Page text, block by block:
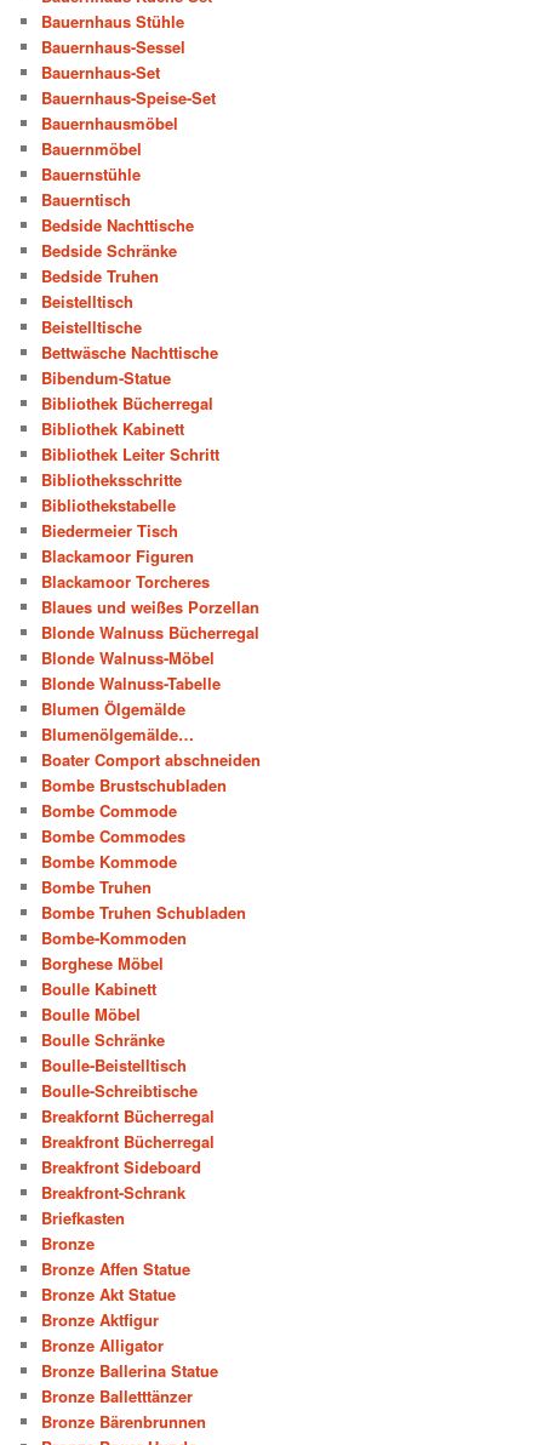
Bauernhaus Stühle
Bauernhaus-Sessel
Bauernhaus-Set
Bauernhaus-Speise-Set
Bauernhausmöbel
Bauernmöbel
Bauernstühle
Bauerntisch
Bedside Nachttische
Bedside Schränke
Bedside Truhen
Beistelltisch
Beistelltische
Bettwäsche Nachttische
Bibendum-Statue
Bibliothek Bücherregal
Bibliothek Kabinett
Bibliothek Leiter Schritt
Bibliotheksschritte
Bibliothekstabelle
Biedermeier Tisch
Blackamoor Figuren
Blackamoor Torcheres
Blaues und weißes Porzellan
Blonde Walnuss Bücherregal
Blonde Walnuss-Möbel
Blonde Walnuss-Tabelle
Blumen Ölgemälde
Blumenölgemälde…
Boater Comport abschneiden
Bombe Brustschubladen
Bombe Commode
Bombe Commodes
Bombe Kommode
Bombe Truhen
Bombe Truhen Schubladen
Bombe-Kommoden
Borghese Möbel
Boulle Kabinett
Boulle Möbel
Boulle Schränke
Boulle-Beistelltisch
Boulle-Schreibtische
Breakfornt Bücherregal
Breakfront Bücherregal
Breakfront Sideboard
Breakfront-Schrank
Briefkasten
Bronze
Bronze Affen Statue
Bronze Akt Statue
Bronze Aktfigur
Bronze Alligator
Bronze Ballerina Statue
Bronze Balletttänzer
Bronze Bärenbrunnen